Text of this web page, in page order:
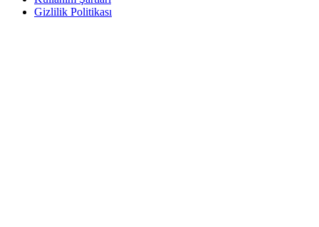
Gizlilik Politikası